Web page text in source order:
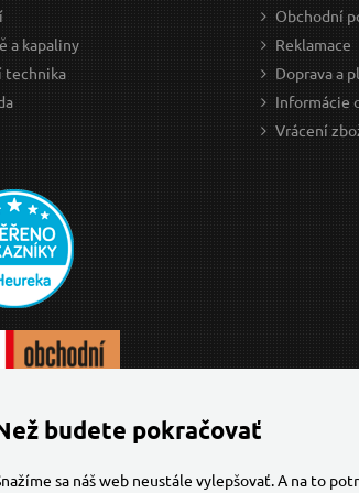
a kapaliny
technika
Obchodní
Reklamace
Doprava a
Informácie
Vrácení
budete pokračovať
sa náš web neustále vylepšovať. A na to